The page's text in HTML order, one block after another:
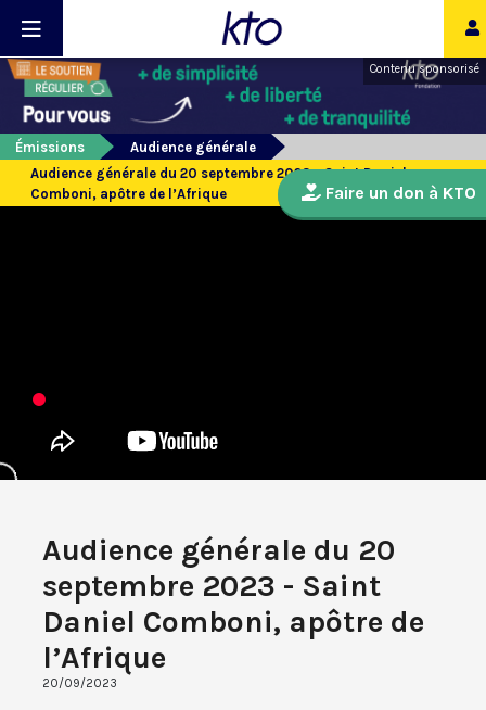
Contenu sponsorisé
Émissions
Audience générale
Audience générale du 20 septembre 2023 - Saint Daniel
Comboni, apôtre de l’Afrique
Audience générale du 20
septembre 2023 - Saint
Daniel Comboni, apôtre de
l’Afrique
20/09/2023
Faire un don à KTO